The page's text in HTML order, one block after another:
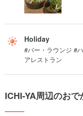
Holiday
#バー・ラウンジ #
アレストラン
ICHI-YA周辺のお